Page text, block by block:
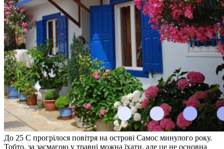
До 25 С прогрілося повітря на острові Самос минулого року.
Тобто, за засмагою у травні можна їхати, але це не основна